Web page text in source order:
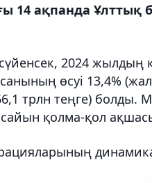
14 ақпанда Ұлттық
сүйенсек, 2024
өсуі 13,4%
трлн теңге)
қолма-қол